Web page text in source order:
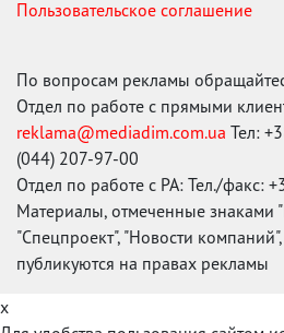
Пользовательское соглашение
По вопросам рекламы
Отдел по работе с прямыми
reklama@mediadim.com.ua Тел:
(044) 207-97-00
Отдел по работе с РА: Тел./факс:
Материалы, отмеченные знаками
"Спецпроект", "Новости компаний",
публикуются на правах рекламы
x